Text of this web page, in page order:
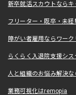
新卒就活スカウトなら
フリーター・既卒・未
障がい者雇用ならワーク
らくらく入退院支援シ
人と組織のお悩み解決な
業務可視化はremopia